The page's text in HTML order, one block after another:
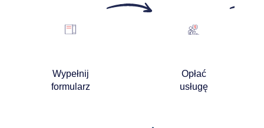
Wypełnij
formularz
Opłać
usługę